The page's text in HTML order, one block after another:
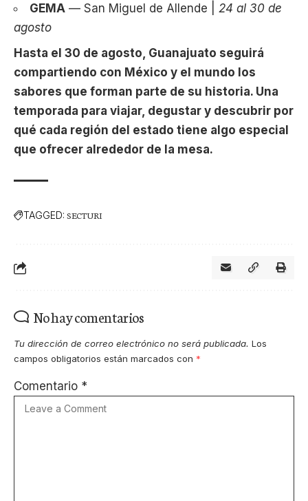
GEMA — San Miguel de Allende | 24 al 30 de
agosto
Hasta el 30 de agosto, Guanajuato seguirá
compartiendo con México y el mundo los
sabores que forman parte de su historia. Una
temporada para viajar, degustar y descubrir por
qué cada región del estado tiene algo especial
que ofrecer alrededor de la mesa.
TAGGED: SECTURI
No hay comentarios
Tu dirección de correo electrónico no será publicada. Los
campos obligatorios están marcados con *
Comentario *